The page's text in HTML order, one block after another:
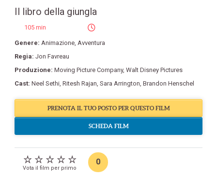
Il libro della giungla
105 min
Genere: Animazione Avventura
Regia: Jon Favreau
Produzione: Moving Picture Company, Walt Disney Pictures
Cast: Neel Sethi Ritesh Rajan Sara Arrington Brandon Henschel
PRENOTA IL TUO POSTO PER QUESTO FILM
SCHEDA FILM
Vota il film per primo
0